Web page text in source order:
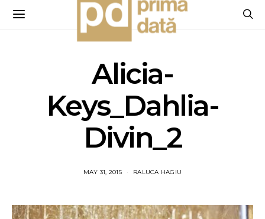
Alicia-
Keys_Dahlia-
Divin_2
MAY 31, 2015 RALUCA HAGIU